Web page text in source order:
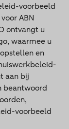
voorbeeld
ABN
ontvangt u
waarmee u
en
aan bij
beantwoord
voorbeeld